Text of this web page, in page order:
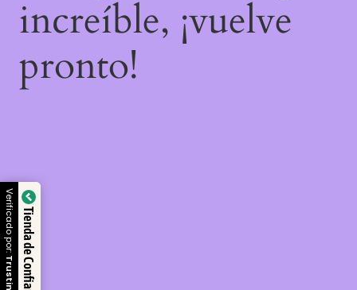
increíble, ¡vuelve
pronto!
Tienda de Confianza
Verificado por: